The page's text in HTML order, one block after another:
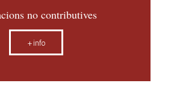
no contributives
+info